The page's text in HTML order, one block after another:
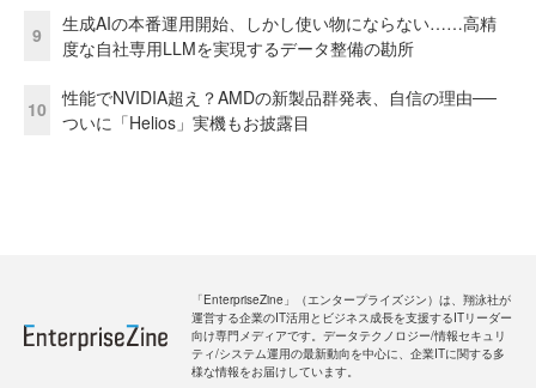
9
生成AIの本番運用開始、しかし使い物にならない……高精
度な自社専用LLMを実現するデータ整備の勘所
10
性能でNVIDIA超え？AMDの新製品群発表、自信の理由──
ついに「Helios」実機もお披露目
「EnterpriseZine」（エンタープライズジン）は、翔泳社が
運営する企業のIT活用とビジネス成長を支援するITリーダー
向け専門メディアです。データテクノロジー/情報セキュリ
ティ/システム運用の最新動向を中心に、企業ITに関する多
様な情報をお届けしています。